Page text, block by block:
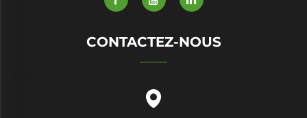
CONTACTEZ-NOUS